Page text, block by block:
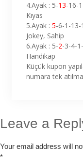
4.Ayak : 5-13-16-
Kıyas
5.Ayak : 5-6-1-
Jokey, Sahip
6.Ayak : 5-2-3-4-
Handikap
Küçük kupon
numara tek
Leave a
Your email address will
*